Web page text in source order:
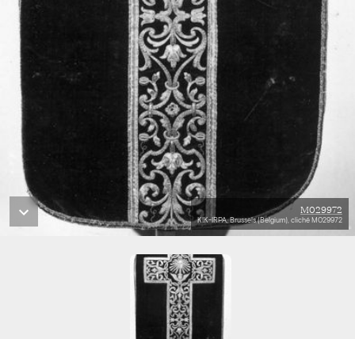
M029972
KIK-IRPA, Brussels (Belgium), cliché M029972